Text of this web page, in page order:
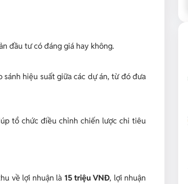
đầu tư có đáng giá hay không.
sánh hiệu suất giữa các dự án, từ đó đưa
tổ chức điều chỉnh chiến lược chi tiêu
về lợi nhuận là 15 triệu VNĐ, lợi nhuận